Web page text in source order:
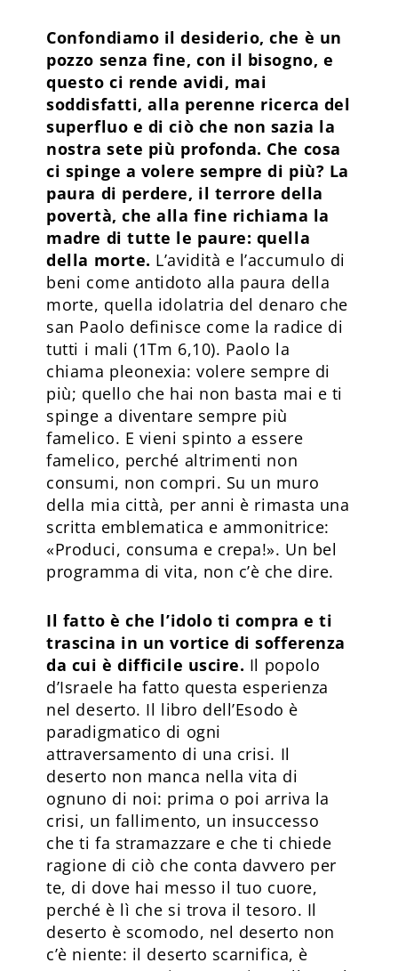
Confondiamo il desiderio, che è un
pozzo senza fine, con il bisogno, e
questo ci rende avidi, mai
soddisfatti, alla perenne ricerca del
superfluo e di ciò che non sazia la
nostra sete più profonda. Che cosa
ci spinge a volere sempre di più? La
paura di perdere, il terrore della
povertà, che alla fine richiama la
madre di tutte le paure: quella
della morte. L’avidità e l’accumulo di
beni come antidoto alla paura della
morte, quella idolatria del denaro che
san Paolo definisce come la radice di
tutti i mali (1Tm 6,10). Paolo la
chiama pleonexia: volere sempre di
più; quello che hai non basta mai e ti
spinge a diventare sempre più
famelico. E vieni spinto a essere
famelico, perché altrimenti non
consumi, non compri. Su un muro
della mia città, per anni è rimasta una
scritta emblematica e ammonitrice:
«Produci, consuma e crepa!». Un bel
programma di vita, non c’è che dire.
Il fatto è che l’idolo ti compra e ti
trascina in un vortice di sofferenza
da cui è difficile uscire. Il popolo
d’Israele ha fatto questa esperienza
nel deserto. Il libro dell’Esodo è
paradigmatico di ogni
attraversamento di una crisi. Il
deserto non manca nella vita di
ognuno di noi: prima o poi arriva la
crisi, un fallimento, un insuccesso
che ti fa stramazzare e che ti chiede
ragione di ciò che conta davvero per
te, di dove hai messo il tuo cuore,
perché è lì che si trova il tesoro. Il
deserto è scomodo, nel deserto non
c’è niente: il deserto scarnifica, è